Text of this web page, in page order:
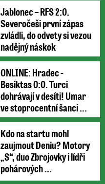
Jablonec – RFS 2:0.
Severočeši první zápas
zvládli, do odvety si vezou
nadějný náskok
ONLINE: Hradec -
Besiktas 0:0. Turci
dohrávají v desíti! Umar
ve stoprocentní šanci ...
Kdo na startu mohl
zaujmout Deniu? Motory
„S“, duo Zbrojovky i lídři
pohárových ...